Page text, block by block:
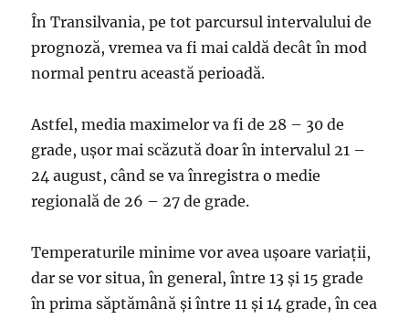
În Transilvania, pe tot parcursul intervalului de
prognoză, vremea va fi mai caldă decât în mod
normal pentru această perioadă.
Astfel, media maximelor va fi de 28 – 30 de
grade, uşor mai scăzută doar în intervalul 21 –
24 august, când se va înregistra o medie
regională de 26 – 27 de grade.
Temperaturile minime vor avea uşoare variaţii,
dar se vor situa, în general, între 13 şi 15 grade
în prima săptămână şi între 11 şi 14 grade, în cea